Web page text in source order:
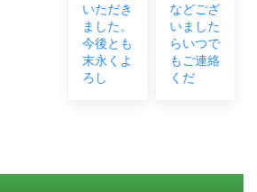
などござ
いました
らいつで
もご連絡
くだ